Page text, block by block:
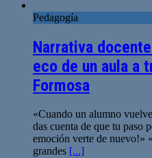
Pedagogía
Narrativa
eco de un aula a
Formosa
«Cuando un alumno
das cuenta de que tu paso
emoción verte de nuevo!»
grandes [...]